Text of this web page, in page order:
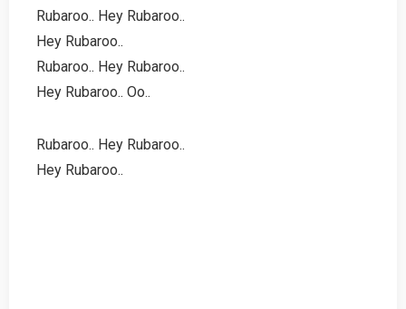
Rubaroo.. Hey Rubaroo..
Hey Rubaroo..
Rubaroo.. Hey Rubaroo..
Hey Rubaroo.. Oo..
Rubaroo.. Hey Rubaroo..
Hey Rubaroo..